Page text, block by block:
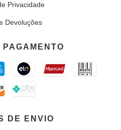
Privacidade
Devoluções
PAGAMENTO
DE ENVIO